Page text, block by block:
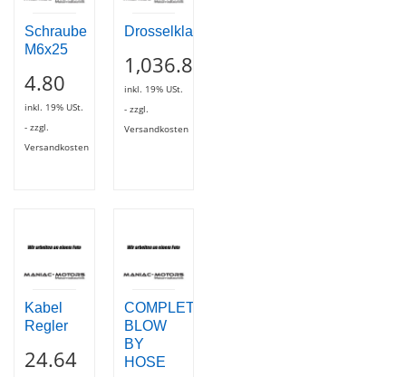
Schraube
M6x25
4.80
inkl. 19% USt.
- zzgl.
Versandkosten
Drosselklappengehäuse
1,036.80
inkl. 19% USt.
- zzgl.
Versandkosten
Kabel
Regler
24.64
COMPLETE
BLOW
BY
HOSE